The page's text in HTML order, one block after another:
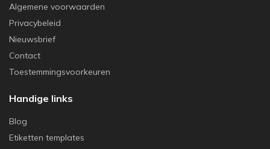
Algemene voorwaarden
Privacybeleid
Nieuwsbrief
Contact
Toestemmingsvoorkeuren
Handige links
Blog
Etiketten templates